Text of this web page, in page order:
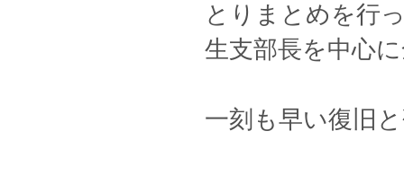
とりまとめを行
生支部長を中心
一刻も早い復旧